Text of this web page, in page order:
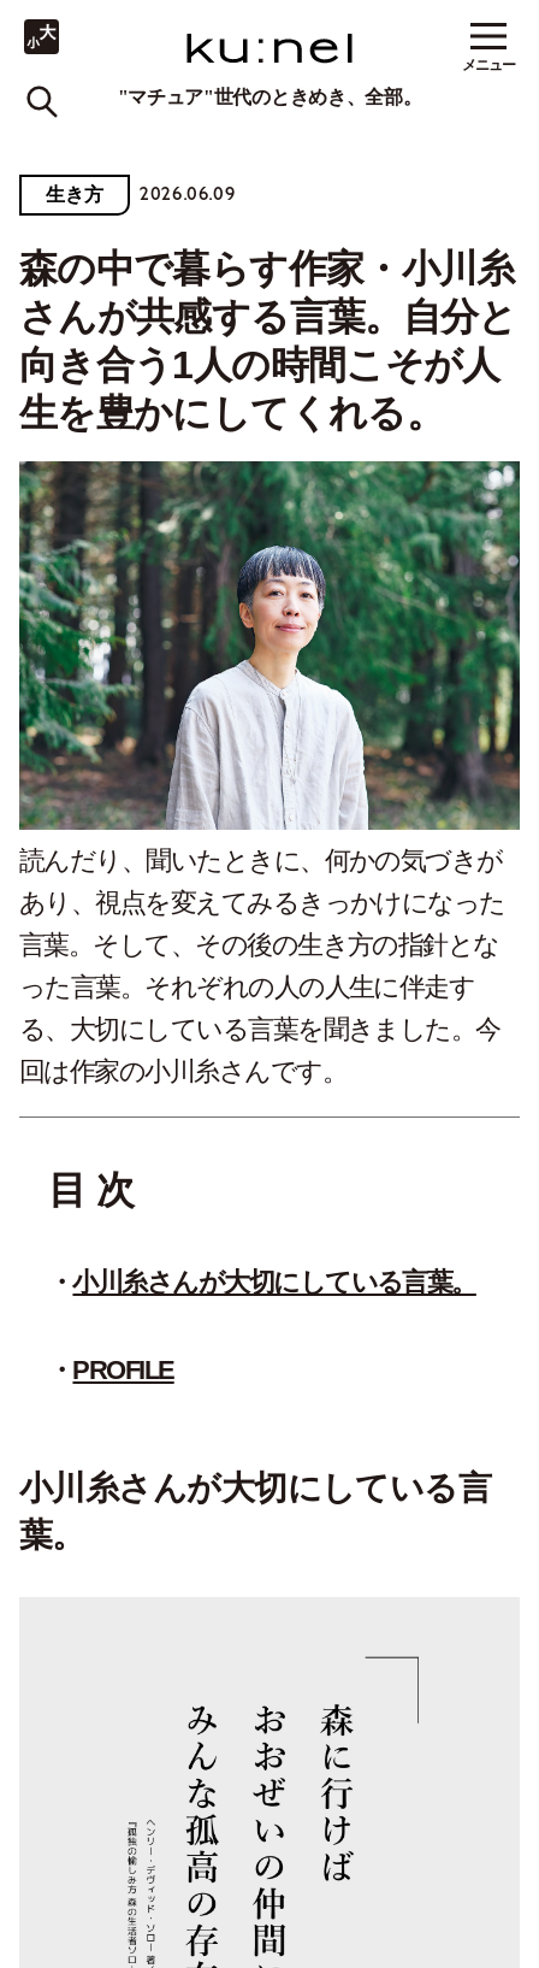
"マチュア"世代のときめき、全部。
メニュー
生き方 2026.06.09
森の中で暮らす作家・小川糸
さんが共感する言葉。自分と
向き合う1人の時間こそが人
生を豊かにしてくれる。
読んだり、聞いたときに、何かの気づきが
あり、視点を変えてみるきっかけになった
言葉。そして、その後の生き方の指針とな
った言葉。それぞれの人の人生に伴走す
る、大切にしている言葉を聞きました。今
回は作家の小川糸さんです。
目 次
小川糸さんが大切にしている言葉。
PROFILE
小川糸さんが大切にしている言
葉。